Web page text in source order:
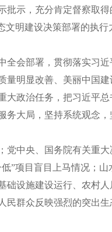
批示，充分肯定督察取得
文明建设决策部署的执行
全会部署， 贯彻落实习近
量明显改善、美丽中国建
政治任务，把习近平
务大局，坚持系统观念
党中央、国务院有关重
低”项目盲目上马情况；
础设施建设运行、 农村人
民群众反映强烈的突出